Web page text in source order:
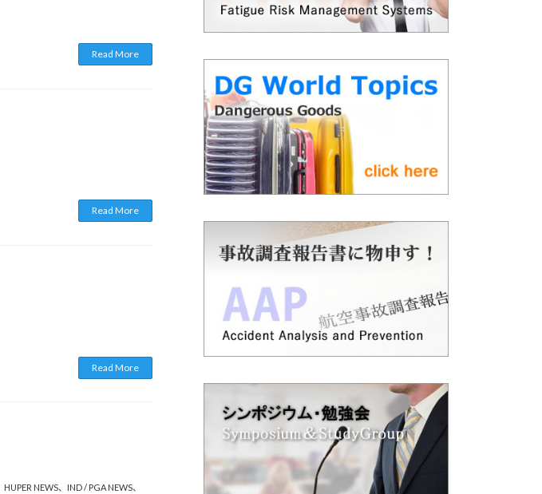
Read More
Read More
Read More
HUPER NEWS、 IND / PGA NEWS、